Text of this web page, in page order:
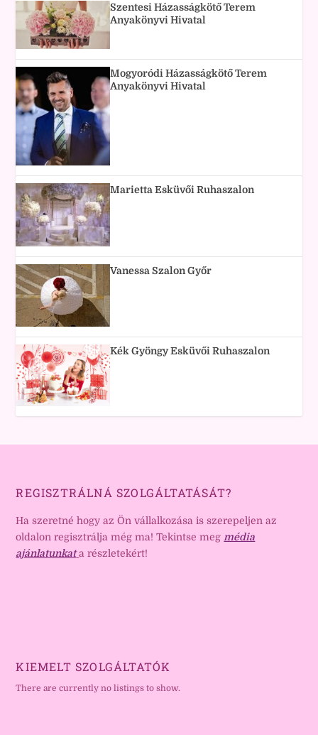
Szentesi Házasságkötő Terem
Anyakönyvi Hivatal
Mogyoródi Házasságkötő Terem
Anyakönyvi Hivatal
Marietta Esküvői Ruhaszalon
Vanessa Szalon Győr
Kék Gyöngy Esküvői Ruhaszalon
REGISZTRÁLNÁ SZOLGÁLTATÁSÁT?
Ha szeretné hogy az Ön vállalkozása is szerepeljen az
oldalon regisztrálja még ma! Tekintse megmédia
ajánlatunkat a részletekért!
KIEMELT SZOLGÁLTATÓK
There are currently no listings to show.